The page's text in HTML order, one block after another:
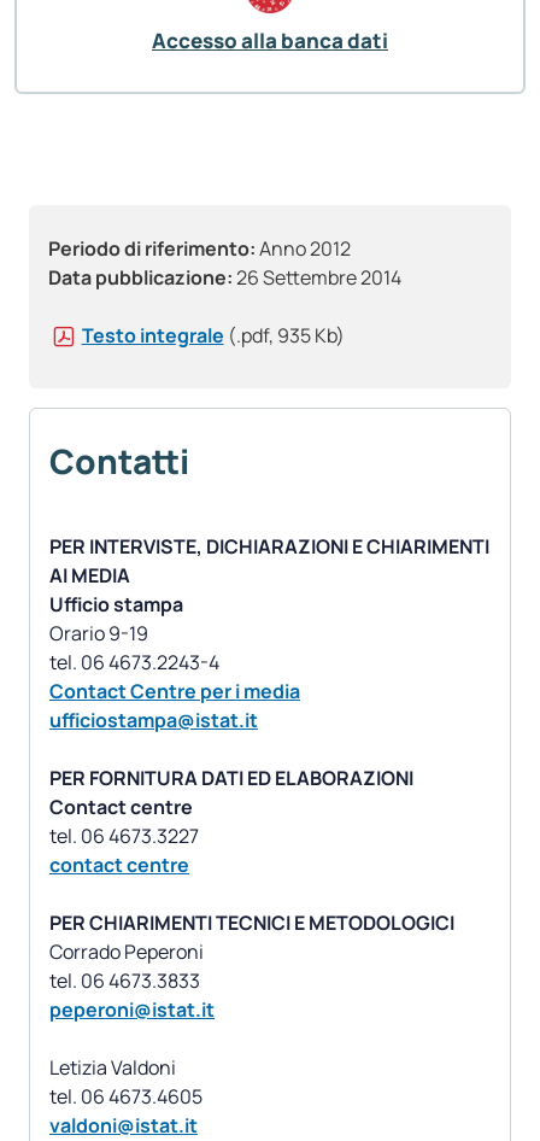
Periodo di riferimento:Anno 2012
Data pubblicazione:26 Settembre 2014
Testo integrale (.pdf, 935 Kb)
Contatti
PER INTERVISTE, DICHIARAZIONI E CHIARIMENTI
AI MEDIA
Ufficio stampa
Orario 9-19
Contact Centre per i media
ufficiostampa@istat.it
PER FORNITURA DATI ED ELABORAZIONI
Contact centre
contact centre
PER CHIARIMENTI TECNICI E METODOLOGICI
Corrado Peperoni
peperoni@istat.it
Letizia Valdoni
valdoni@istat.it
Accesso alla banca dati